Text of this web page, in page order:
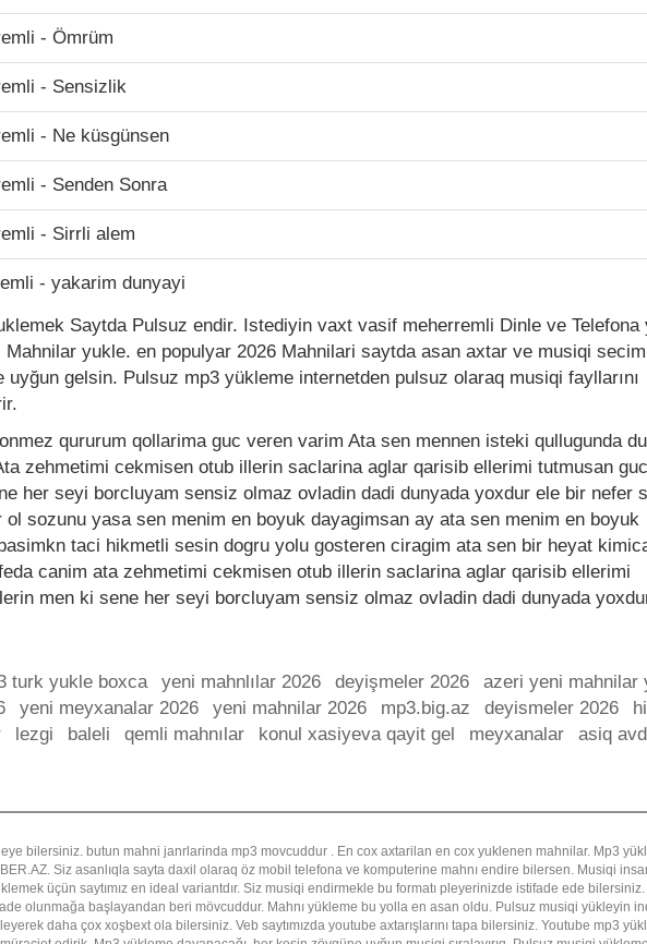
- Ömrüm
- Sensizlik
- Ne küsgünsen
- Senden Sonra
- Sirrli alem
- yakarim dunyayi
Saytda Pulsuz endir. Istediyin vaxt vasif meherremli Dinle ve Telefona
yukle. en populyar 2026 Mahnilari saytda asan axtar ve musiqi
uyğun gelsin. Pulsuz mp3 yükleme internetden pulsuz olaraq musiqi fayllarını
qururum qollarima guc veren varim Ata sen mennen isteki qullugunda
zehmetimi cekmisen otub illerin saclarina aglar qarisib ellerimi tutmusan guc
her seyi borcluyam sensiz olmaz ovladin dadi dunyada yoxdur ele bir nefer
sozunu yasa sen menim en boyuk dayagimsan ay ata sen menim en boyuk
taci hikmetli sesin dogru yolu gosteren ciragim ata sen bir heyat
canim ata zehmetimi cekmisen otub illerin saclarina aglar qarisib ellerimi
men ki sene her seyi borcluyam sensiz olmaz ovladin dadi dunyada
turk yukle boxca yeni mahnlılar 2026 deyişmeler 2026
azeri yeni mahnilar
yeni meyxanalar 2026 yeni mahnilar 2026 mp3.big.az deyismeler 2026
lezgi baleli qemli mahnılar konul xasiyeva qayit gel meyxanalar asiq
bilersiniz. butun mahni janrlarinda mp3 movcuddur . En cox axtarilan en cox yuklenen mahnilar. Mp3
Siz asanlıqla sayta daxil olaraq öz mobil telefona ve komputerine mahnı endire bilersen. Musiqi
üçün saytımız en ideal variantdır. Siz musiqi endirmekle bu formatı pleyerinizde istifade ede bilersiniz.
olunmağa başlayandan beri mövcuddur. Mahnı yükleme bu yolla en asan oldu. Pulsuz musiqi yükleyin
daha çox xoşbext ola bilersiniz. Veb saytımızda youtube axtarışlarını tapa bilersiniz. Youtube mp3